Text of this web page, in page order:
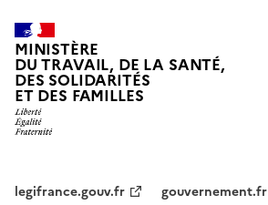
MINISTÈRE
DU TRAVAIL, DE LA SANTÉ,
DES SOLIDARITÉS
ET DES FAMILLES
legifrance.gouv.fr
gouvernement.fr